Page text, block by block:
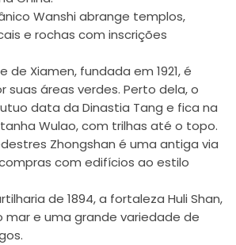
Wanshi abrange templos,
e rochas com inscrições
de Xiamen, fundada em 1921, é
suas áreas verdes. Perto dela, o
data da Dinastia Tang e fica na
Wulao, com trilhas até o topo.
Zhongshan é uma antiga via
com edifícios ao estilo
de 1894, a fortaleza Huli Shan,
mar e uma grande variedade de